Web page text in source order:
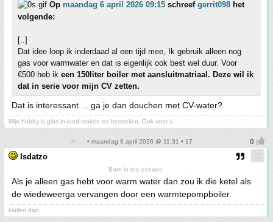
Op maandag 6 april 2026 09:15 schreef gerrit098 het
volgende:
[..]
Dat idee loop ik inderdaad al een tijd mee, Ik gebruik alleen nog
gas voor warmwater en dat is eigenlijk ook best wel duur. Voor
€500 heb ik een 150liter boiler met aansluitmatriaal. Deze wil ik
dat in serie voor mijn CV zetten.
Dat is interessant ... ga je dan douchen met CV-water?
Mijn hobby is glas-in-lood maken en herstellen. Ook voor u
• maandag 6 april 2026 @ 11:31 • 17
Isdatzo
Born in the echoes.
Als je alleen gas hebt voor warm water dan zou ik die ketel als
de wiedeweerga vervangen door een warmtepompboiler.
Huilen dan.